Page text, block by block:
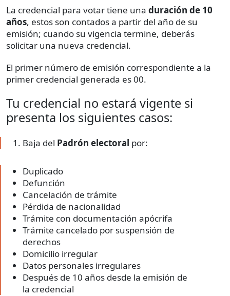
La credencial para votar tiene una duración de 10
años, estos son contados a partir del año de su
emisión; cuando su vigencia termine, deberás
solicitar una nueva credencial.
El primer número de emisión correspondiente a la
primer credencial generada es 00.
Tu credencial no estará vigente si
presenta los siguientes casos:
Baja del Padrón electoral por:
Duplicado
Defunción
Cancelación de trámite
Pérdida de nacionalidad
Trámite con documentación apócrifa
Trámite cancelado por suspensión de
derechos
Domicilio irregular
Datos personales irregulares
Después de 10 años desde la emisión de
la credencial